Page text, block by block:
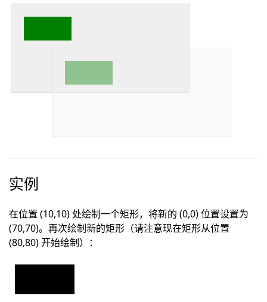
实例
在位置 (10,10) 处绘制一个矩形，将新的 (0,0) 位置设置为
(70,70)。再次绘制新的矩形（请注意现在矩形从位置
(80,80) 开始绘制）：